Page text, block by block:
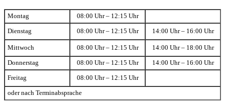
Montag 08:00 Uhr – 12:15 Uhr
Dienstag 08:00 Uhr – 12:15 Uhr 14:00 Uhr – 16:00 Uhr
Mittwoch 08:00 Uhr – 12:15 Uhr 14:00 Uhr – 18:00 Uhr
Donnerstag 08:00 Uhr – 12:15 Uhr 14:00 Uhr – 16:00 Uhr
Freitag 08:00 Uhr – 12:15 Uhr
oder nach Terminabsprache